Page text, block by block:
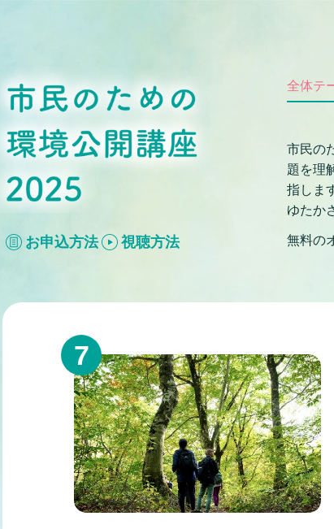
講座2025
お申込方法 視聴方法
全体テ
市民の
題を理
指しま
ゆたか
無料の
7